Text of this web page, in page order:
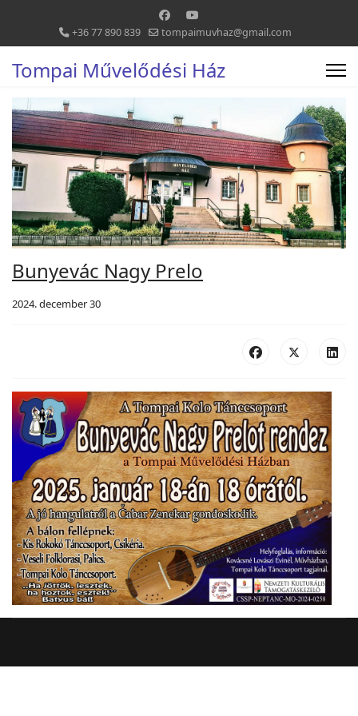
+36 77 890 839 tompaimuvhaz@gmail.com
Tompai Művelődési Ház
Bunyevác Nagy Prelo
2024. december 30